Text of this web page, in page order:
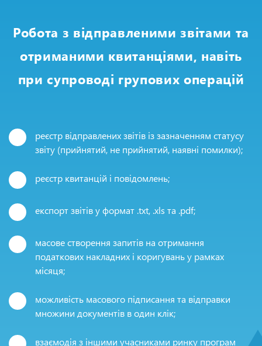
Робота з відправленими звітами та
отриманими квитанціями, навіть
при супроводі групових операцій
реєстр відправлених звітів із зазначенням статусу
звіту (прийнятий, не прийнятий, наявні помилки);
реєстр квитанцій і повідомлень;
експорт звітів у формат .txt, .xls та .pdf;
масове створення запитів на отримання
податкових накладних і коригувань у рамках
місяця;
можливість масового підписання та відправки
множини документів в один клік;
взаємодія з іншими учасниками ринку програм